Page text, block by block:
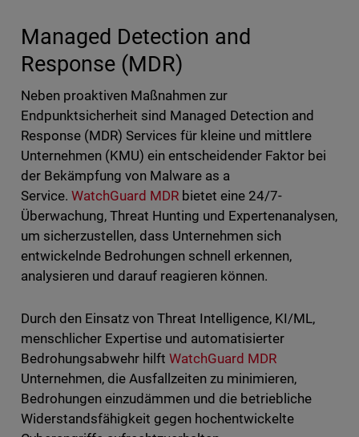
Managed Detection and
Response (MDR)
Neben proaktiven Maßnahmen zur
Endpunktsicherheit sind Managed Detection and
Response (MDR) Services für kleine und mittlere
Unternehmen (KMU) ein entscheidender Faktor bei
der Bekämpfung von Malware as a
Service. WatchGuard MDRbietet eine 24/7-
Überwachung, Threat Hunting und Expertenanalysen,
um sicherzustellen, dass Unternehmen sich
entwickelnde Bedrohungen schnell erkennen,
analysieren und darauf reagieren können.
Durch den Einsatz von Threat Intelligence, KI/ML,
menschlicher Expertise und automatisierter
Bedrohungsabwehr hilft WatchGuard MDR
Unternehmen, die Ausfallzeiten zu minimieren,
Bedrohungen einzudämmen und die betriebliche
Widerstandsfähigkeit gegen hochentwickelte